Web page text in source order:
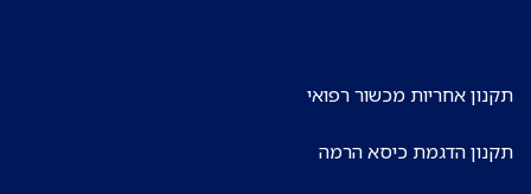
תקנון אחריות מכשור רפואי
תקנון הדגמת כיסא הרמה